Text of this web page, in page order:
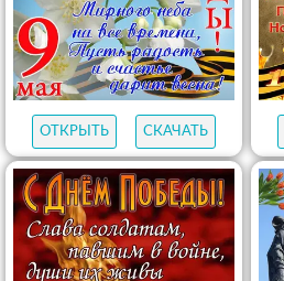
ОТКРЫТЬ СКАЧАТЬ